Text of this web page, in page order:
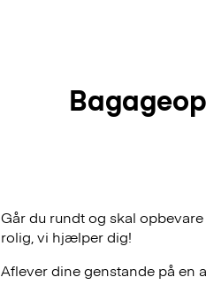
Går du rundt og skal
rolig, vi hjælper dig!
Aflever dine genstande på en